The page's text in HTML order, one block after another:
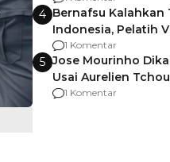
4 Bernafsu Kalahkan
Indonesia, Pelatih
Berencana Pakai
1 Komentar
5 Jose Mourinho
Usai Aurelien
Manchester United
1 Komentar